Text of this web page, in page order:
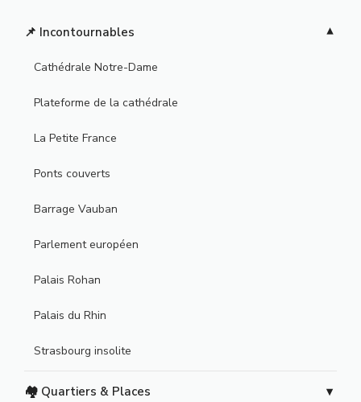
📌 Incontournables
Cathédrale Notre-Dame
Plateforme de la cathédrale
La Petite France
Ponts couverts
Barrage Vauban
Parlement européen
Palais Rohan
Palais du Rhin
Strasbourg insolite
🏘️ Quartiers & Places